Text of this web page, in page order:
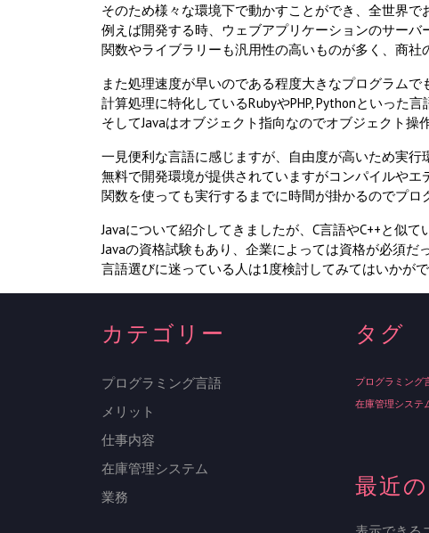
そのため様々な環境下で動かすことができ、全世界で
例えば開発する時、ウェブアプリケーションのサーバ
関数やライブラリーも汎用性の高いものが多く、商社
また処理速度が早いのである程度大きなプログラムで
計算処理に特化しているRubyやPHP, Pythonといった言
そしてJavaはオブジェクト指向なのでオブジェクト操
一見便利な言語に感じますが、自由度が高いため実行
無料で開発環境が提供されていますがコンパイルやエ
関数を使っても実行するまでに時間が掛かるのでプロ
Javaについて紹介してきましたが、C言語やC++と似
Javaの資格試験もあり、企業によっては資格が必須だ
言語選びに迷っている人は1度検討してみてはいかがで
カテゴリー
プログラミング言語
メリット
仕事内容
在庫管理システム
業務
タグ
プログラミング
在庫管理システ
最近